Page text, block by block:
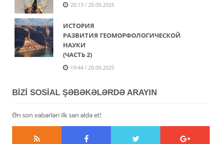
20:13 / 20.09.2025
ИСТОРИЯ
РАЗВИТИЯ ГЕОМОРФОЛОГИЧЕСКОЙ
НАУКИ
(ЧАСТЬ 2)
19:44 / 20.09.2025
BİZİ SOSİAL ŞƏBƏKƏLƏRDƏ ARAYIN
Ən son xəbərləri ilk sən əldə et!